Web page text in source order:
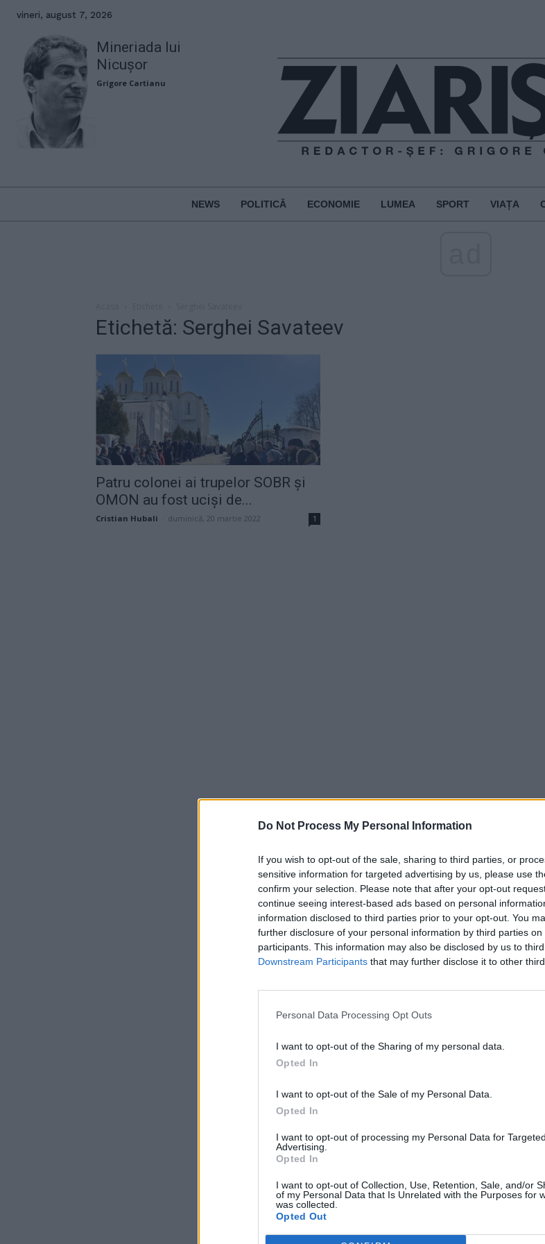
Do Not Process My Personal Information
If you wish to opt-out of the sale, sharing to third parties, or
sensitive information for targeted advertising by us, please use
confirm your selection. Please note that after your opt-out
continue seeing interest-based ads based on personal
information disclosed to third parties prior to your opt-out. You
further disclosure of your personal information by third parties on
participants. This information may also be disclosed by us to
Downstream Participants that may further disclose it to other
Personal Data Processing Opt Outs
I want to opt-out of the Sharing of my personal data.
Opted In
I want to opt-out of the Sale of my Personal Data.
Opted In
I want to opt-out of processing my Personal Data for Targeted
Advertising.
Opted In
I want to opt-out of Collection, Use, Retention, Sale, and/or
of my Personal Data that Is Unrelated with the Purposes for
was collected.
Opted Out
vineri, august 7, 2026
Mineriada lui
Nicușor
Grigore Cartianu
NEWS POLITICĂ ECONOMIE LUMEA SPORT VIAȚA
Etichetă: Serghei Savateev
Patru colonei ai trupelor SOBR și
OMON au fost uciși de...
Cristian Hubali duminică, 20 martie 2022 1